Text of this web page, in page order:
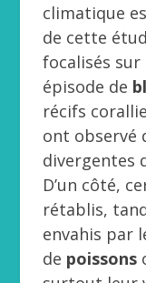
climatique
de cette
focalisés sur
épisode de
récifs
ont observé
divergentes
D’un côté,
rétablis,
envahis par
de poissons